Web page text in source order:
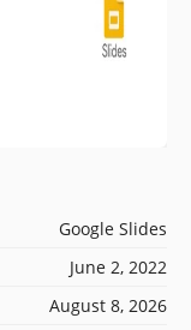
Google Slides
June 2, 2022
August 8, 2026